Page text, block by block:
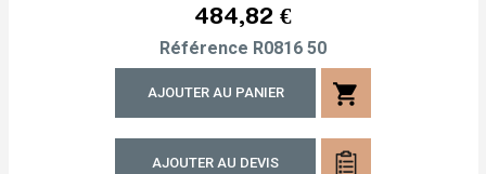
Prix
484,82 €
Référence R0816 50
AJOUTER AU PANIER shopping_cart
AJOUTER AU DEVIS